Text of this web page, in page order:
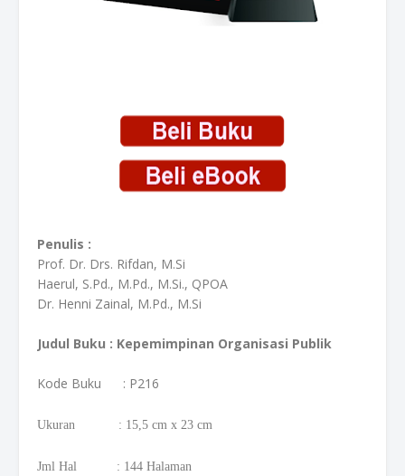
Penulis :
Prof. Dr. Drs. Rifdan, M.Si
Haerul, S.Pd., M.Pd., M.Si., QPOA
Dr. Henni Zainal, M.Pd., M.Si
Judul Buku : Kepemimpinan Organisasi Publik
Kode Buku : P216
Ukuran : 15,5 cm x 23 cm
Jml Hal : 144 Halaman